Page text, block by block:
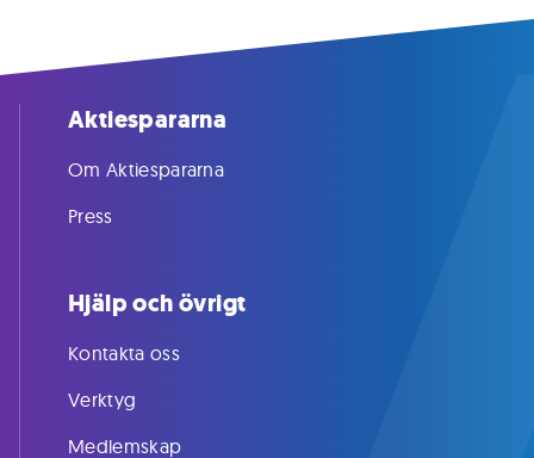
Aktiespararna
Om Aktiespararna
Press
Hjälp och övrigt
Kontakta oss
Verktyg
Medlemskap